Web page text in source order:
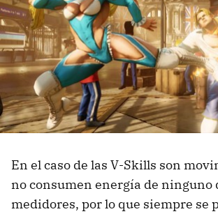
En el caso de las V-Skills son
no consumen energía de ninguno
medidores, por lo que siempre se